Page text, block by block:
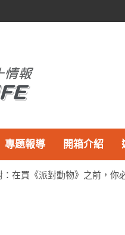
專題報導 開箱介紹
：在買《派對動物》之前，你